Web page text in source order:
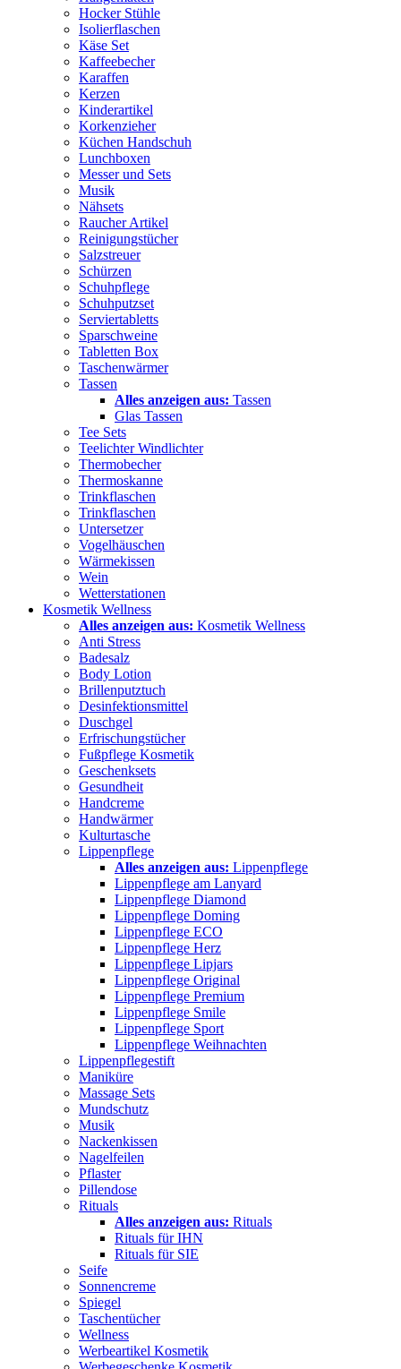
Hocker Stühle
Isolierflaschen
Käse Set
Kaffeebecher
Karaffen
Kerzen
Kinderartikel
Korkenzieher
Küchen Handschuh
Lunchboxen
Messer und Sets
Musik
Nähsets
Raucher Artikel
Reinigungstücher
Salzstreuer
Schürzen
Schuhpflege
Schuhputzset
Serviertabletts
Sparschweine
Tabletten Box
Taschenwärmer
Tassen
Alles anzeigen aus: Tassen
Glas Tassen
Tee Sets
Teelichter Windlichter
Thermobecher
Thermoskanne
Trinkflaschen
Trinkflaschen
Untersetzer
Vogelhäuschen
Wärmekissen
Wein
Wetterstationen
Kosmetik Wellness
Alles anzeigen aus: Kosmetik Wellness
Anti Stress
Badesalz
Body Lotion
Brillenputztuch
Desinfektionsmittel
Duschgel
Erfrischungstücher
Fußpflege Kosmetik
Geschenksets
Gesundheit
Handcreme
Handwärmer
Kulturtasche
Lippenpflege
Alles anzeigen aus: Lippenpflege
Lippenpflege am Lanyard
Lippenpflege Diamond
Lippenpflege Doming
Lippenpflege ECO
Lippenpflege Herz
Lippenpflege Lipjars
Lippenpflege Original
Lippenpflege Premium
Lippenpflege Smile
Lippenpflege Sport
Lippenpflege Weihnachten
Lippenpflegestift
Maniküre
Massage Sets
Mundschutz
Musik
Nackenkissen
Nagelfeilen
Pflaster
Pillendose
Rituals
Alles anzeigen aus: Rituals
Rituals für IHN
Rituals für SIE
Seife
Sonnencreme
Spiegel
Taschentücher
Wellness
Werbeartikel Kosmetik